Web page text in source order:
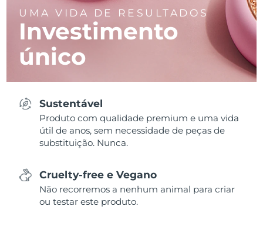
UMA VIDA DE RESULTADOS
Investimento
único
Sustentável
Produto com qualidade premium e uma vida
útil de anos, sem necessidade de peças de
substituição. Nunca.
Cruelty-free e Vegano
Não recorremos a nenhum animal para criar
ou testar este produto.